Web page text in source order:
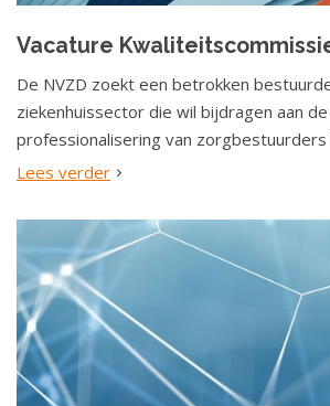
a
t
e
Vacature
De NVZD zoekt een betrokken
ziekenhuissector die wil bijdragen aan
professionalisering van zorgbestuurders
Lees verder